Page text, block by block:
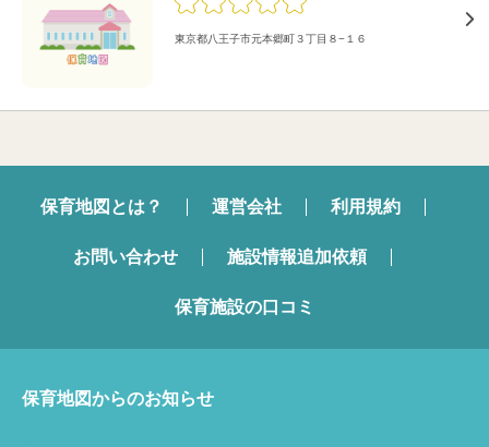
東京都八王子市元本郷町３丁目８−１６
保育地図とは？ 運営会社 利用規約
お問い合わせ 施設情報追加依頼
保育施設の口コミ
保育地図からのお知らせ